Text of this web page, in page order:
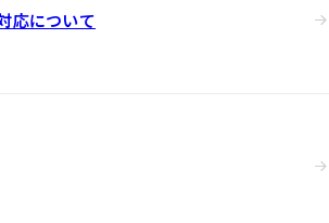
応について